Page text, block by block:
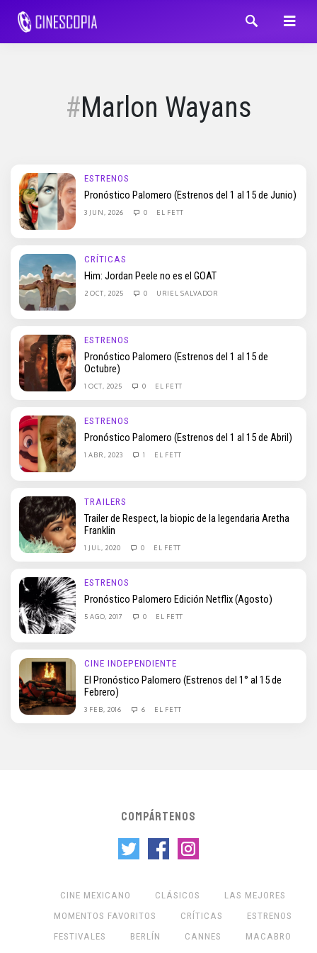
Marlon Wayans
ESTRENOS
Pronóstico Palomero (Estrenos del 1 al 15 de Junio)
3 JUN, 2026 0 EL FETT
CRÍTICAS
Him: Jordan Peele no es el GOAT
2 OCT, 2025 0 URIEL SALVADOR
ESTRENOS
Pronóstico Palomero (Estrenos del 1 al 15 de
Octubre)
1 OCT, 2025 0 EL FETT
ESTRENOS
Pronóstico Palomero (Estrenos del 1 al 15 de Abril)
1 ABR, 2023 1 EL FETT
TRAILERS
Trailer de Respect, la biopic de la legendaria Aretha
Franklin
1 JUL, 2020 0 EL FETT
ESTRENOS
Pronóstico Palomero Edición Netflix (Agosto)
5 AGO, 2017 0 EL FETT
CINE INDEPENDIENTE
El Pronóstico Palomero (Estrenos del 1° al 15 de
Febrero)
3 FEB, 2016 6 EL FETT
COMPÁRTENOS
CINE MEXICANO CLÁSICOS
LAS MEJORES
MOMENTOS FAVORITOS
CRÍTICAS
ESTRENOS
FESTIVALES
BERLÍN CANNES
MACABRO